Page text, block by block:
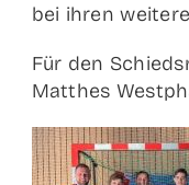
bei ihren
Für den
Matthes